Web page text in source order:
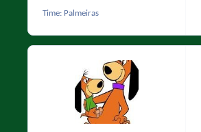
Time: Palmeiras